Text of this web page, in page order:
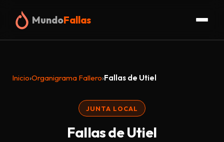
MundoFallas
Fallas
Organigrama
Inicio›Organigrama Fallero›Fallas de Utiel
JUNTA LOCAL
Fallas de Utiel